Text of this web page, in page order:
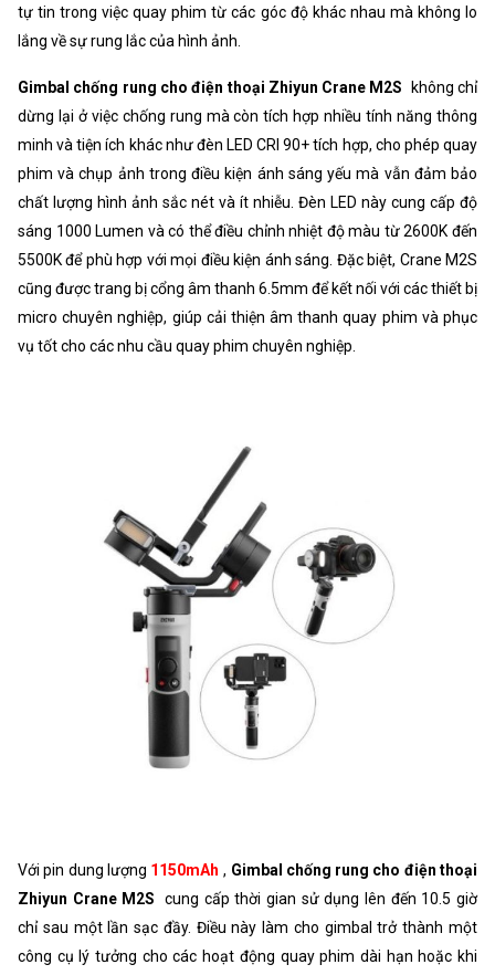
tự tin trong việc quay phim từ các góc độ khác nhau mà không lo
lắng về sự rung lắc của hình ảnh.
Gimbal chống rung cho điện thoại Zhiyun Crane M2S
không chỉ
dừng lại ở việc chống rung mà còn tích hợp nhiều tính năng thông
minh và tiện ích khác như đèn LED CRI 90+ tích hợp, cho phép quay
phim và chụp ảnh trong điều kiện ánh sáng yếu mà vẫn đảm bảo
chất lượng hình ảnh sắc nét và ít nhiễu. Đèn LED này cung cấp độ
sáng 1000 Lumen và có thể điều chỉnh nhiệt độ màu từ 2600K đến
5500K để phù hợp với mọi điều kiện ánh sáng. Đặc biệt, Crane M2S
cũng được trang bị cổng âm thanh 6.5mm để kết nối với các thiết bị
micro chuyên nghiệp, giúp cải thiện âm thanh quay phim và phục
vụ tốt cho các nhu cầu quay phim chuyên nghiệp.
Với pin dung lượng 1150mAh , Gimbal chống rung cho điện thoại
Zhiyun Crane M2S
cung cấp thời gian sử dụng lên đến 10.5 giờ
chỉ sau một lần sạc đầy. Điều này làm cho gimbal trở thành một
công cụ lý tưởng cho các hoạt động quay phim dài hạn hoặc khi